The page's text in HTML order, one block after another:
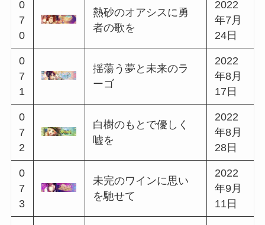
9
6日
0
6
0
銀宿る卵屋のファン
タジア~東の国&北の
国~
2022
年2月
20日
0
6
1
2022
年3月
6日
0
6
2
妄念眠る宿屋のファ
ンタジア~北の国&南
の国~
2022
年3月
23日
0
6
月花妖異譚
2022
年4月